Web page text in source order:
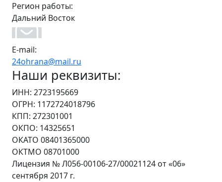
Регион работы:
Дальний Восток
E-mail:
24ohrana@mail.ru
Наши реквизиты:
ИНН: 2723195669
ОГРН: 1172724018796
КПП: 272301001
ОКПО: 14325651
ОКАТО 08401365000
ОКТМО 08701000
Лицензия № Л056-00106-27/00021124 от «06»
сентября 2017 г.